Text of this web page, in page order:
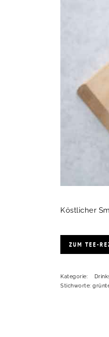
Köstlicher
ZUM TEE-
Kategorie:
Stichworte: